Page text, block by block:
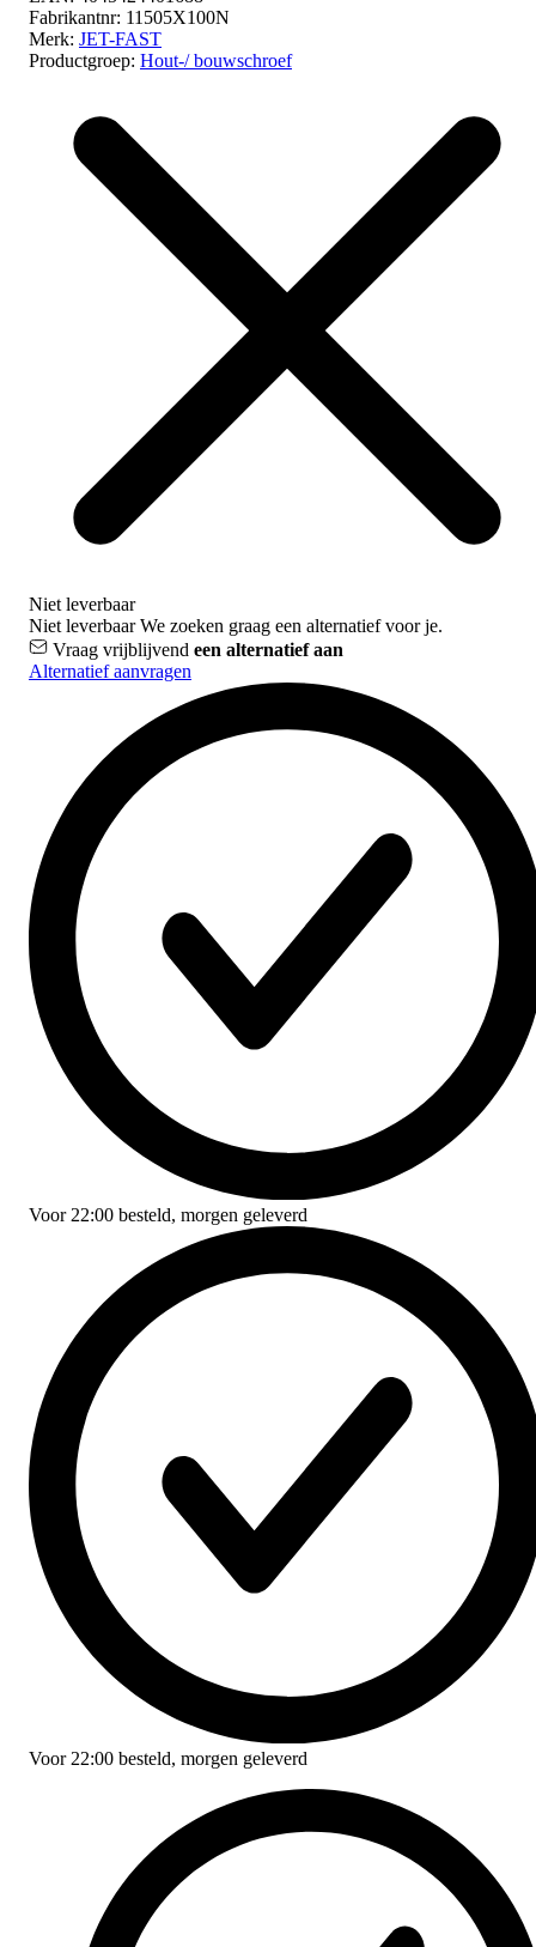
Fabrikantnr: 11505X100N
Merk: JET-FAST
Productgroep: Hout-/ bouwschroef
Niet leverbaar
Niet leverbaarWe zoeken graag een alternatief voor je.
Vraag vrijblijvend een alternatief aan
Alternatief aanvragen
Voor 22:00 besteld, morgen geleverd
Voor 22:00 besteld, morgen geleverd